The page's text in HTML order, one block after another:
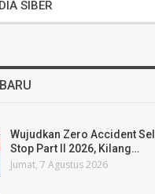
SIBER
Wujudkan Zero Accident
Stop Part II 2026, Kilang…
Jumat, 7 Agustus 2026